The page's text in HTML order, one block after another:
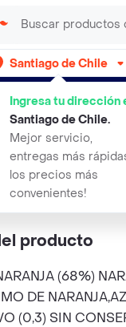
Santiago de Chile
Ingresa tu dirección
Santiago de Chile.
Mejor servicio,
entregas más
los precios más
convenientes!
gratis por semanas
producto
(68%)
DE
(0,3) SIN